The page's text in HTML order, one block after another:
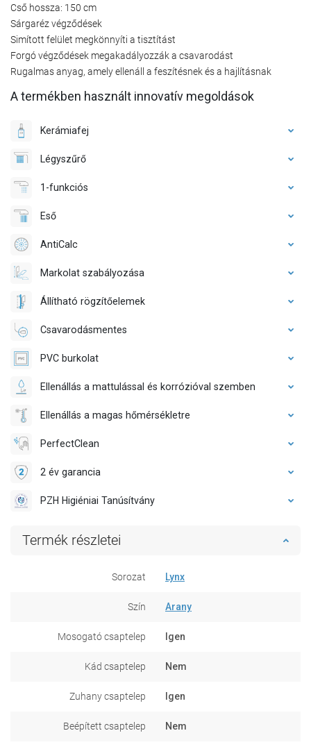
Cső hossza: 150 cm
Sárgaréz végződések
Simított felület megkönnyíti a tisztítást
Forgó végződések megakadályozzák a csavarodást
Rugalmas anyag, amely ellenáll a feszítésnek és a hajlításnak
A termékben használt innovatív megoldások
Kerámiafej
Légyszűrő
1-funkciós
Eső
AntiCalc
Markolat szabályozása
Állítható rögzítőelemek
Csavarodásmentes
PVC burkolat
Ellenállás a mattulással és korrózióval szemben
Ellenállás a magas hőmérsékletre
PerfectClean
2 év garancia
PZH Higiéniai Tanúsítvány
Termék részletei
Sorozat Lynx
Szín Arany
Mosogató csaptelep Igen
Kád csaptelep Nem
Zuhany csaptelep Igen
Beépített csaptelep Nem